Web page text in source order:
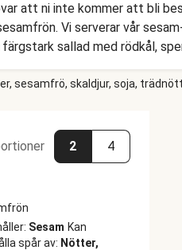
att ni inte kommer att bli
Vi serverar vår
sallad med rödkål,
sesamfrö, skaldjur, soja,
2 4
Sesam Kan
spår av: Nötter,